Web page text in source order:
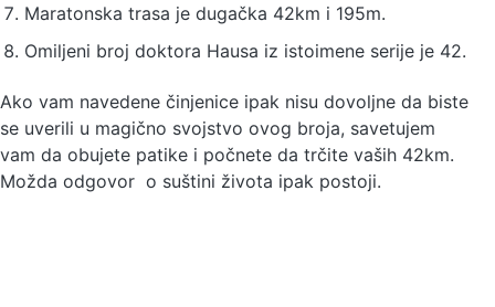
Maratonska trasa je dugačka 42km i 195m.
Omiljeni broj doktora Hausa iz istoimene serije je 42.
Ako vam navedene činjenice ipak nisu dovoljne da biste
se uverili u magično svojstvo ovog broja, savetujem
vam da obujete patike i počnete da trčite vaših 42km.
Možda odgovor o suštini života ipak postoji.